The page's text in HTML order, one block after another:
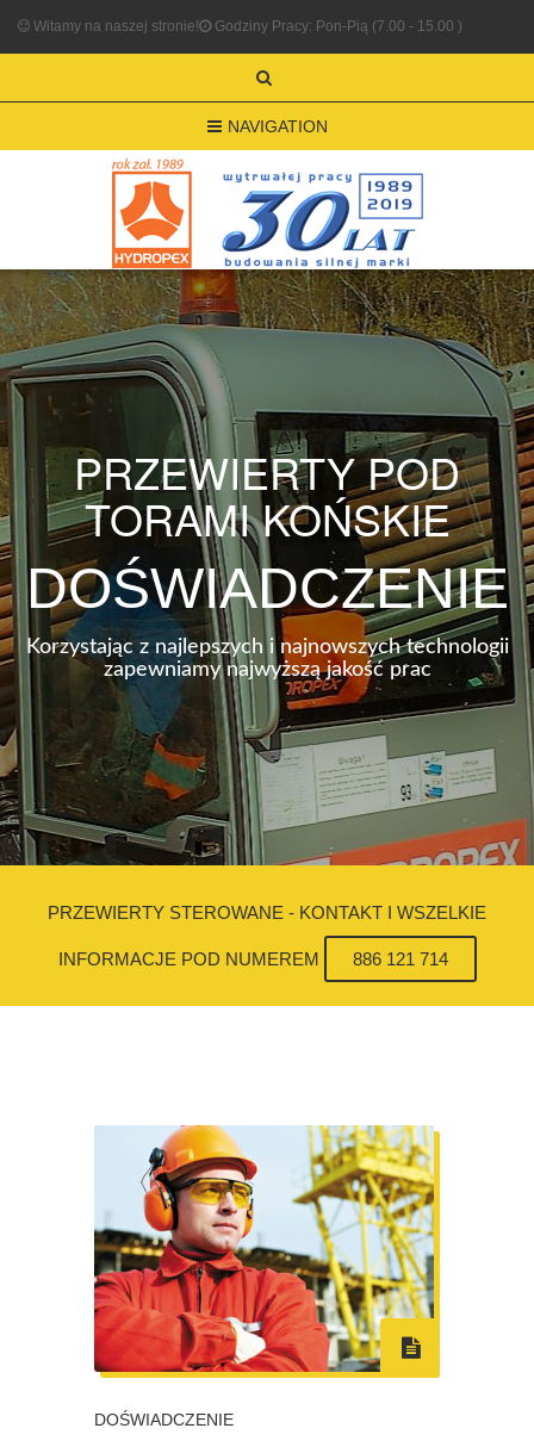
Witamy na naszej stronie! Godziny Pracy: Pon-Pią (7.00 - 15.00 )
NAVIGATION
PRZEWIERTY POD
TORAMI KOŃSKIE
DOŚWIADCZENIE
Korzystając z najlepszych i najnowszych technologii
zapewniamy najwyższą jakość prac
PRZEWIERTY STEROWANE - KONTAKT I WSZELKIE
INFORMACJE POD NUMEREM 886 121 714
DOŚWIADCZENIE